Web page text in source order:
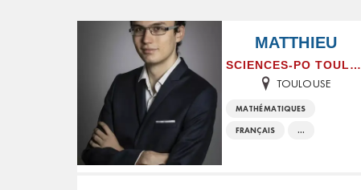
MATTHIEU
SCIENCES-PO TOULOUSE
TOULOUSE
MATHÉMATIQUES
FRANÇAIS ...